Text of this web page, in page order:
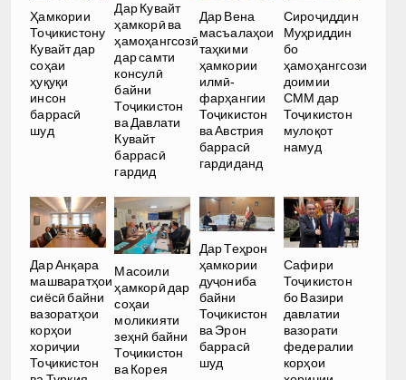
Ҳамкории
Тоҷикистону
Кувайт дар
соҳаи
ҳуқуқи
инсон
баррасӣ
шуд
Дар Кувайт
ҳамкорӣ ва
ҳамоҳангсозӣ
дар самти
консулӣ
байни
Тоҷикистон
ва Давлати
Кувайт
баррасӣ
гардид
Дар Вена
масъалаҳои
таҳкими
ҳамкории
илмӣ-
фарҳангии
Тоҷикистон
ва Австрия
баррасӣ
гардиданд
Сироҷиддин
Муҳриддин
бо
ҳамоҳангсози
доимии
СММ дар
Тоҷикистон
мулоқот
намуд
Дар Анқара
машваратҳои
сиёсӣ байни
вазоратҳои
корҳои
хориҷии
Тоҷикистон
Масоили
ҳамкорӣ дар
соҳаи
моликияти
зеҳнӣ байни
Тоҷикистон
ва Корея
Дар Теҳрон
ҳамкории
дуҷониба
байни
Тоҷикистон
ва Эрон
баррасӣ
шуд
Сафири
Тоҷикистон
бо Вазири
давлатии
вазорати
федералии
корҳои